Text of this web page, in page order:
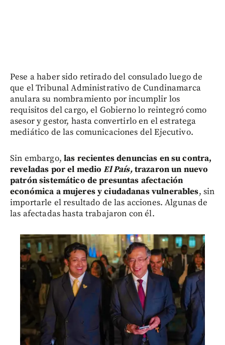
Pese a haber sido retirado del consulado luego de
que el Tribunal Administrativo de Cundinamarca
anulara su nombramiento por incumplir los
requisitos del cargo, el Gobierno lo reintegró como
asesor y gestor, hasta convertirlo en el estratega
mediático de las comunicaciones del Ejecutivo.
Sin embargo, las recientes denuncias en su contra,
reveladas por el medioEl País,trazaron un nuevo
patrón sistemático de presuntas afectación
económica a mujeres y ciudadanas vulnerables, sin
importarle el resultado de las acciones. Algunas de
las afectadas hasta trabajaron con él.